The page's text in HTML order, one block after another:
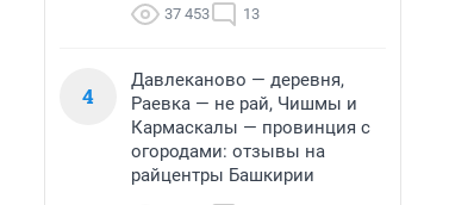
37 453 13
4
Давлеканово — деревня,
Раевка — не рай, Чишмы и
Кармаскалы — провинция с
огородами: отзывы на
райцентры Башкирии